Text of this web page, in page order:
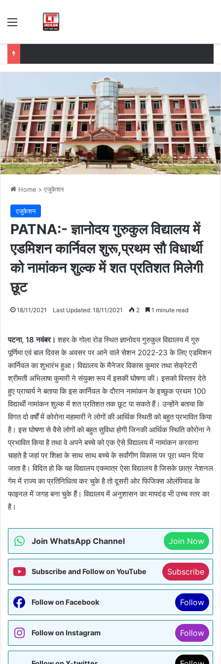
Menu
Home > एजुकेशन
एजुकेशन
PATNA:- ज्ञानोदय गुरुकुल विद्यालय में
एडमिशन कार्निवल शुरू,प्रथम सौ विधार्थी
को नामांकन शुल्क में शत प्रतिशत मिलेगी
छूट
18/11/2021 Last Updated: 18/11/2021 2 1 minute read
पटना, 18 नवंबर। शहर के गोला रोड स्थित ज्ञानोदय गुरुकुल विद्यालय में गुरु
पूर्णिमा एवं बाल दिवस के अवसर पर आने वाले सेशन 2022-23 के लिए एडमिशन
कार्निवल का शुभारंभ हुआ। विद्यालय के मैनेजर विकास कुमार तथा सेक्रेटरी
श्रीमती अभिलाषा कुमारी ने संयुक्त रूप में इसकी घोषणा की। इसको विस्तार देते
हुए प्राचार्य ने बताया कि इस कार्निवल के दौरान नामांकन के इच्छुक प्रथम 100
विद्यार्थी नामांकन शुल्क में शत प्रतिशत तक छूट पा सकते हैं। उन्होंने बताया कि
विगत दो वर्षों में कोरोना महामारी ने लोगों की आर्थिक स्थिती को बहुत प्रभावित किया
है। इस घोषणा से वैसे लोगों को बहुत सुविधा होगी जिनकी आर्थिक स्थिति कोरोना ने
प्रभावित किया है तथा वे अपने बच्चे को एक ऐसे विद्यालय में नामांकन करवाना
चाहते है जहां पर शिक्षा के साथ साथ बच्चे के सर्वांगीण विकास पर पूरा ध्यान दिया
जाता है। विदित हो कि यह विद्यालय एकमात्र ऐसा विद्यालय है जिसके छात्र नेशनल
गेम में राज्य का प्रतिनिधित्व कर चुके है तो दूसरी ओर फिजिक्स ओलंपियाड के
फाइनल में जगह बना चुके हैं। विद्यालय में अनुशासन का मापदंड भी उच्च स्तर का
है।
Join WhatsApp Channel Join Now
Subscribe and Follow on YouTube Subscribe
Follow on Facebook Follow
Follow on Instagram Follow